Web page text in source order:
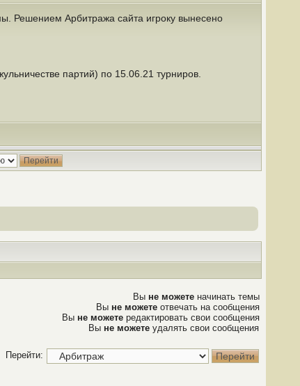
Решением Арбитража сайта игроку вынесено
партий) по 15.06.21 турниров.
Вы не можете начинать темы
Вы не можете отвечать на сообщения
Вы не можете редактировать свои сообщения
Вы не можете удалять свои сообщения
Перейти: